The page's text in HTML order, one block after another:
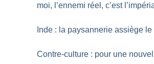
moi, l’ennemi réel, c’est
Inde : la paysannerie assiège
Contre-culture : pour une